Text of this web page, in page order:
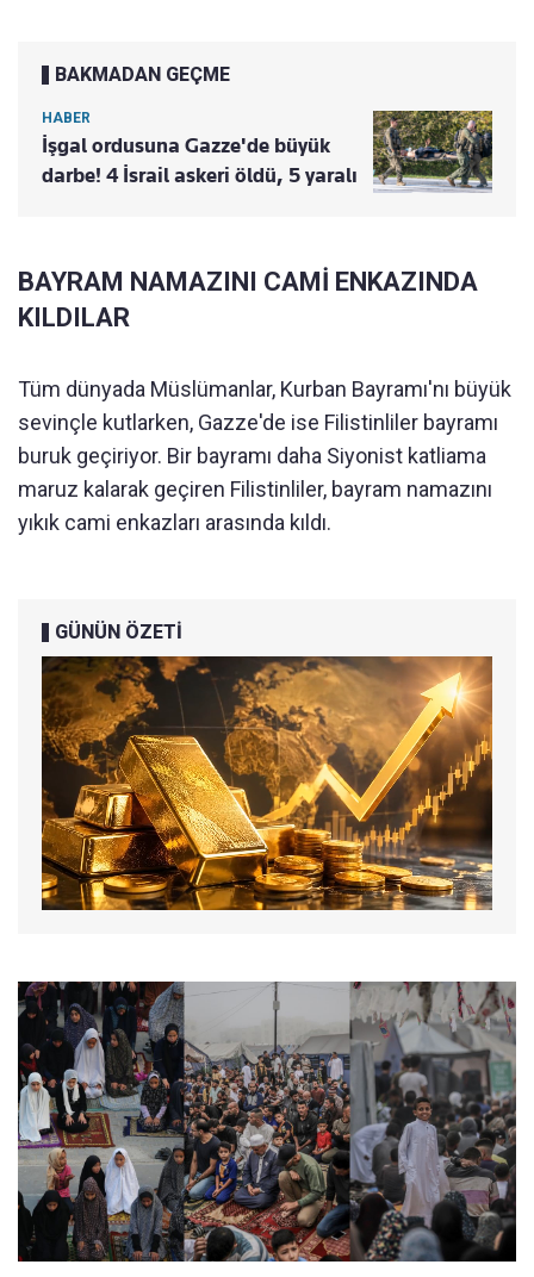
BAKMADAN GEÇME
HABER
İşgal ordusuna Gazze'de büyük
darbe! 4 İsrail askeri öldü, 5 yaralı
BAYRAM NAMAZINI CAMİ ENKAZINDA
KILDILAR
Tüm dünyada Müslümanlar, Kurban Bayramı'nı büyük
sevinçle kutlarken, Gazze'de ise Filistinliler bayramı
buruk geçiriyor. Bir bayramı daha Siyonist katliama
maruz kalarak geçiren Filistinliler, bayram namazını
yıkık cami enkazları arasında kıldı.
GÜNÜN ÖZETİ